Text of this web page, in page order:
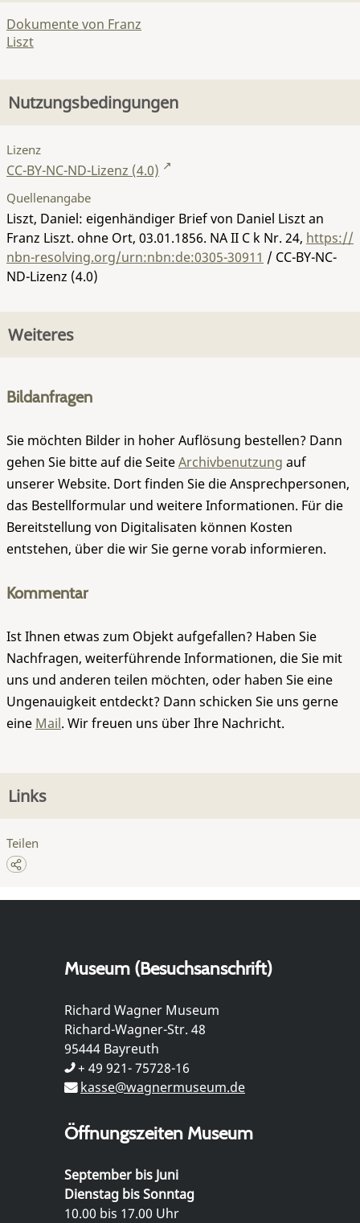
Dokumente von Franz
Liszt
Nutzungsbedingungen
Lizenz
CC-BY-NC-ND-Lizenz (4.0)
Quellenangabe
Liszt, Daniel: eigenhändiger Brief von Daniel Liszt an
Franz Liszt. ohne Ort, 03.01.1856. NA II C k Nr. 24, https://
nbn-resolving.org/urn:nbn:de:0305-30911 / CC-BY-NC-
ND-Lizenz (4.0)
Weiteres
Bildanfragen
Sie möchten Bilder in hoher Auflösung bestellen? Dann
gehen Sie bitte auf die SeiteArchivbenutzung auf
unserer Website. Dort finden Sie die Ansprechpersonen,
das Bestellformular und weitere Informationen. Für die
Bereitstellung von Digitalisaten können Kosten
entstehen, über die wir Sie gerne vorab informieren.
Kommentar
Ist Ihnen etwas zum Objekt aufgefallen? Haben Sie
Nachfragen, weiterführende Informationen, die Sie mit
uns und anderen teilen möchten, oder haben Sie eine
Ungenauigkeit entdeckt? Dann schicken Sie uns gerne
eine Mail. Wir freuen uns über Ihre Nachricht.
Links
Teilen
Museum (Besuchsanschrift)
Richard Wagner Museum
Richard-Wagner-Str. 48
95444 Bayreuth
+ 49 921- 75728-16
kasse@wagnermuseum.de
Öffnungszeiten Museum
September bis Juni
Dienstag bis Sonntag
10.00 bis 17.00 Uhr